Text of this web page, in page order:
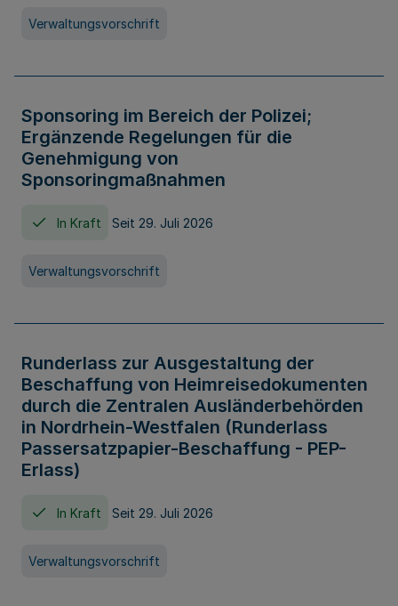
Verwaltungsvorschrift
Sponsoring im Bereich der Polizei;
Ergänzende Regelungen für die
Genehmigung von
Sponsoringmaßnahmen
In Kraft Seit 29. Juli 2026
Verwaltungsvorschrift
Runderlass zur Ausgestaltung der
Beschaffung von Heimreisedokumenten
durch die Zentralen Ausländerbehörden
in Nordrhein-Westfalen (Runderlass
Passersatzpapier-Beschaffung - PEP-
Erlass)
In Kraft Seit 29. Juli 2026
Verwaltungsvorschrift